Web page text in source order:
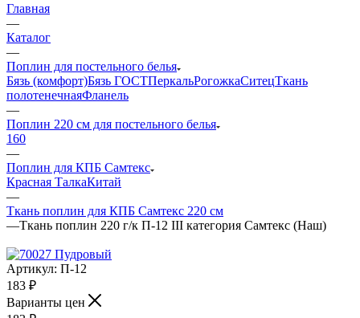
Главная
—
Каталог
—
Поплин для постельного белья
Бязь (комфорт)Бязь ГОСТПеркальРогожкаСитецТкань
полотенечнаяФланель
—
Поплин 220 см для постельного белья
160
—
Поплин для КПБ Самтекс
Красная ТалкаКитай
—
Ткань поплин для КПБ Самтекс 220 см
—Ткань поплин 220 г/к П-12 III категория Самтекс (Наш)
Артикул: П-12
183 ₽
Варианты цен